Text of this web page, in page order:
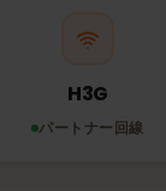
H3G
パートナー回線